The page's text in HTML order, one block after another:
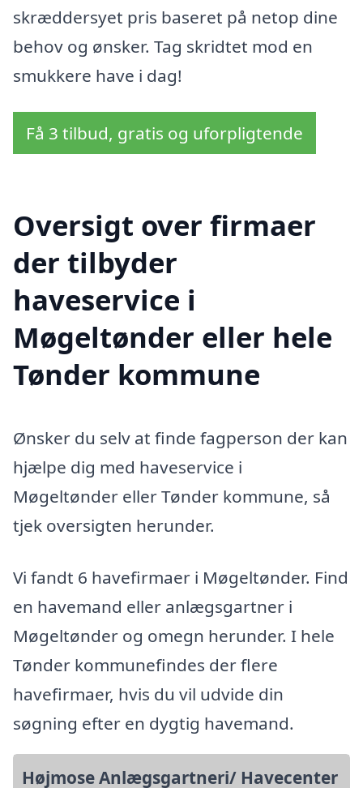
skræddersyet pris baseret på netop dine
behov og ønsker. Tag skridtet mod en
smukkere have i dag!
Få 3 tilbud, gratis og uforpligtende
Oversigt over firmaer
der tilbyder
haveservice i
Møgeltønder eller hele
Tønder kommune
Ønsker du selv at finde fagperson der kan
hjælpe dig med haveservice i
Møgeltønder eller Tønder kommune, så
tjek oversigten herunder.
Vi fandt 6 havefirmaer i Møgeltønder. Find
en havemand eller anlægsgartner i
Møgeltønder og omegn herunder. I hele
Tønder kommunefindes der flere
havefirmaer, hvis du vil udvide din
søgning efter en dygtig havemand.
Højmose Anlægsgartneri/ Havecenter